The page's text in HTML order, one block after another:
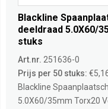
Blackline
deeldraad 5.0X60/
stuks
Art.nr. 251636-0
Prijs per 50 stuks:
Blackline
5.0X60/35mm Torx20